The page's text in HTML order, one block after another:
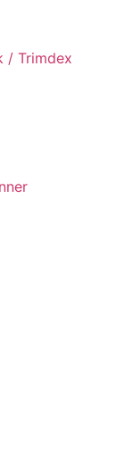
/ Trimdex